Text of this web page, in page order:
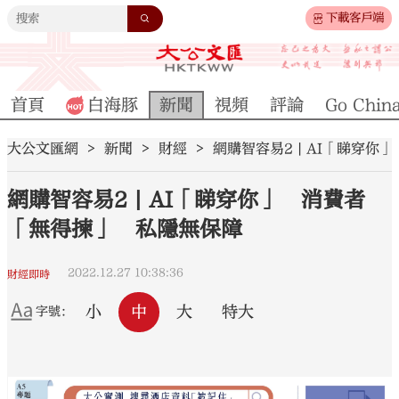
下載客戶端
首頁 白海豚 新聞 視頻 評論 Go
大公文匯網 新聞 財經 網購智容易2 | AI「睇穿你
網購智容易2 | AI「睇穿你」 消費者
「無得揀」 私隱無保障
財經即時 2022.12.27 10:38:36
字號： 小 中 大 特大